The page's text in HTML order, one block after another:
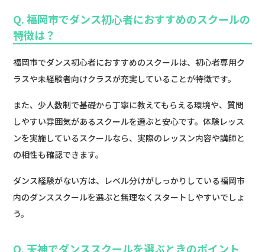
Q. 福岡市でダンス初心者におすすめのスクールの
特徴は？
福岡市でダンス初心者におすすめのスクールは、初心者専用ク
ラスや未経験者向けクラスが充実していることが特徴です。
また、少人数制で基礎から丁寧に教えてもらえる環境や、質問
しやすい雰囲気があるスクールを選ぶと安心です。体験レッス
ンを実施しているスクールなら、実際のレッスン内容や講師と
の相性も確認できます。
ダンス経験がない方は、レベル分けがしっかりしている福岡市
内のダンススクールを選ぶと無理なくスタートしやすいでしょ
う。
Q. 天神でダンススクールを選ぶときのポイント